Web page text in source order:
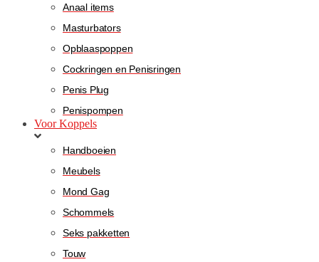
Anaal items
Masturbators
Opblaaspoppen
Cockringen en Penisringen
Penis Plug
Penispompen
Voor Koppels
Handboeien
Meubels
Mond Gag
Schommels
Seks pakketten
Touw